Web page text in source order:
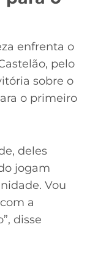
enfrenta o
pelo
sobre o
o primeiro
deles
jogam
Vou
a
disse